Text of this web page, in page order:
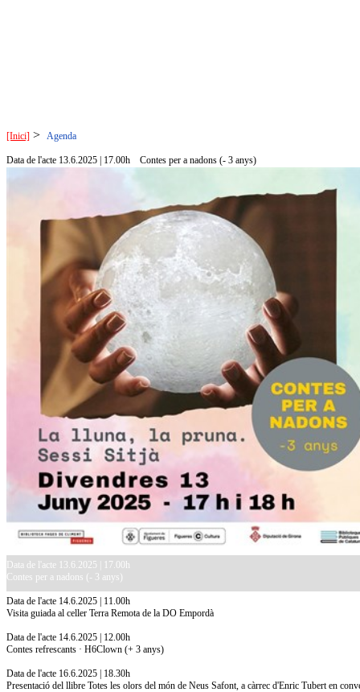
[Inici] > Agenda
Data de l'acte 13.6.2025 | 17.00h Contes per a nadons (- 3 anys)
Data de l'acte 13.6.2025 | 17.00h
Contes per a nadons (- 3 anys)
Data de l'acte 14.6.2025 | 11.00h
Visita guiada al celler Terra Remota de la DO Empordà
Data de l'acte 14.6.2025 | 12.00h
Contes refrescants · H6Clown (+ 3 anys)
Data de l'acte 16.6.2025 | 18.30h
Presentació del llibre Totes les olors del món de Neus Safont, a càrrec d'Enric Tubert en